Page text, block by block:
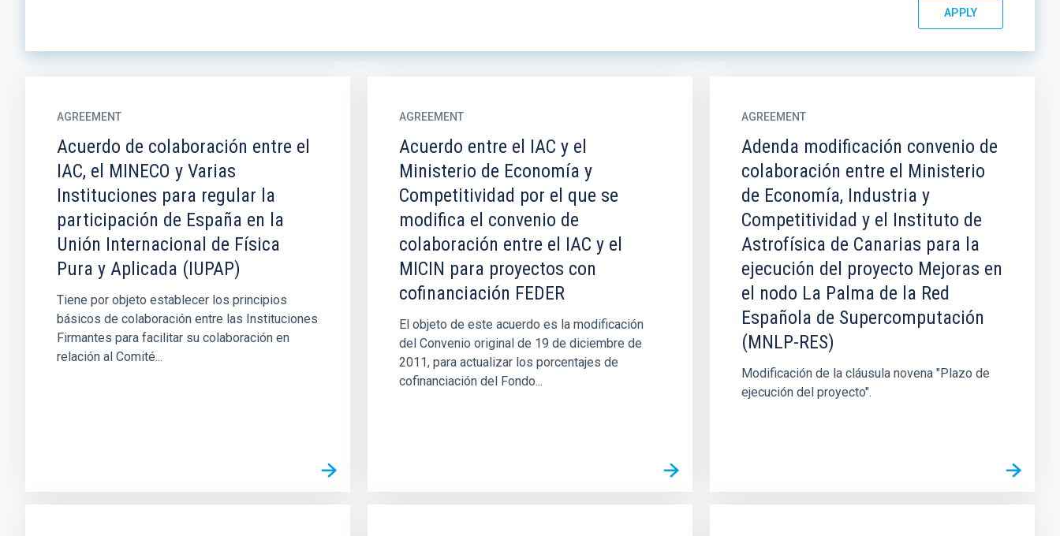
AGREEMENT
Acuerdo de colaboración entre el
IAC, el MINECO y Varias
Instituciones para regular la
participación de España en la
Unión Internacional de Física
Pura y Aplicada (IUPAP)
Tiene por objeto establecer los principios
básicos de colaboración entre las Instituciones
Firmantes para facilitar su colaboración en
relación al Comité...
AGREEMENT
Acuerdo entre el IAC y el
Ministerio de Economía y
Competitividad por el que se
modifica el convenio de
colaboración entre el IAC y el
MICIN para proyectos con
cofinanciación FEDER
El objeto de este acuerdo es la modificación
del Convenio original de 19 de diciembre de
2011, para actualizar los porcentajes de
cofinanciación del Fondo...
AGREEMENT
Adenda modificación convenio de
colaboración entre el Ministerio
de Economía, Industria y
Competitividad y el Instituto de
Astrofísica de Canarias para la
ejecución del proyecto Mejoras en
el nodo La Palma de la Red
Española de Supercomputación
(MNLP-RES)
Modificación de la cláusula novena "Plazo de
ejecución del proyecto".